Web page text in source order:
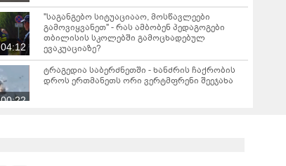
04:12
"საგანგებო სიტუაციააო, მოსწავლეები
გამოვიყვანეთ" - რას ამბობენ პედაგოგები
თბილისის სკოლებში გამოცხადებულ
ევაკუაციაზე?
00:22
ტრაგედია საბერძნეთში - ხანძრის ჩაქრობის
დროს ერთმანეთს ორი ვერტმფრენი შეეჯახა